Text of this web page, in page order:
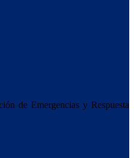
de Emergencias y Respuesta